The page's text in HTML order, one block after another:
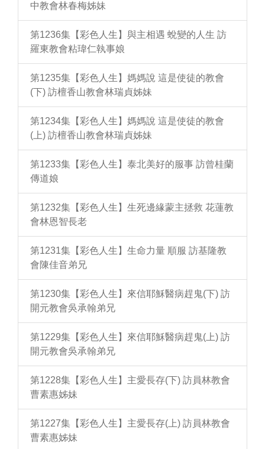
中教會林春梅姊妹
第1236集【彩色人生】與主相遇 蛻變的人生 訪
羅東教會粘瑋仁執事娘
第1235集【彩色人生】媽媽說 這是使徒的教會
(下) 訪檀香山教會林瑞貞姊妹
第1234集【彩色人生】媽媽說 這是使徒的教會
(上) 訪檀香山教會林瑞貞姊妹
第1233集【彩色人生】泰北美好的服事 訪曾桂蘭
傳道娘
第1232集【彩色人生】生死邊緣蒙主拯救 花蓮教
會林恩智長老
第1231集【彩色人生】生命力量 順服 訪基隆教
會陳佳音弟兄
第1230集【彩色人生】來信耶穌醫病趕鬼(下) 訪
開元教會吳承翰弟兄
第1229集【彩色人生】來信耶穌醫病趕鬼(上) 訪
開元教會吳承翰弟兄
第1228集【彩色人生】主愛長存(下) 訪員林教會
曹素惠姊妹
第1227集【彩色人生】主愛長存(上) 訪員林教會
曹素惠姊妹